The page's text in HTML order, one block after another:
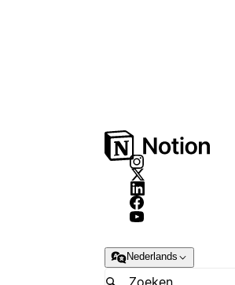
Nederlands